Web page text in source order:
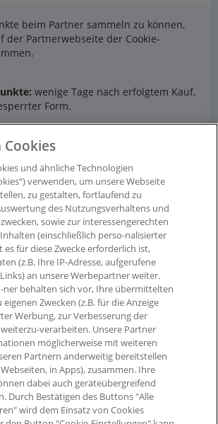
beim Partner sammeln zu können,
der Partnerwebseite der Cookie-
wenige Tage nach erfolgtem Kauf,
Form.
Punkte:nach ca. 6 Wochen, sofern Sie
von der Bepunktung sind:
Cookies
und ähnliche Technologien
verwenden, um unsere Webseite
zu gestalten, fortlaufend zu
des Nutzungsverhaltens und
sowie zur interessengerechten
(einschließlich perso-nalisierter
es für diese Zwecke erforderlich ist,
(z.B. Ihre IP-Adresse, aufgerufene
an unsere Werbepartner weiter.
ner behalten sich vor, Ihre übermittelten
Zwecken (z.B. für die Anzeige
Werbung, zur Verbesserung der
verarbeiten. Unsere Partner
möglicherweise mit weiteren
Partnern anderweitig bereitstellen
in Apps), zusammen. Ihre
dabei auch geräteübergreifend
Durch Bestätigen des Buttons "Alle
wird dem Einsatz von Cookies